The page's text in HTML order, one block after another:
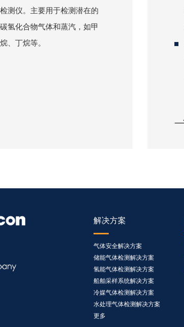
测仪。主要用于检测潜在的
氢化合物气体和蒸汽，如甲
、丁烷等。
解决方案
气体安全解决方案
储能气体检测解决方案
氢能气体检测解决方案
船舶采样系统解决方案
冷媒气体检测解决方案
水处理气体检测解决方案
更多